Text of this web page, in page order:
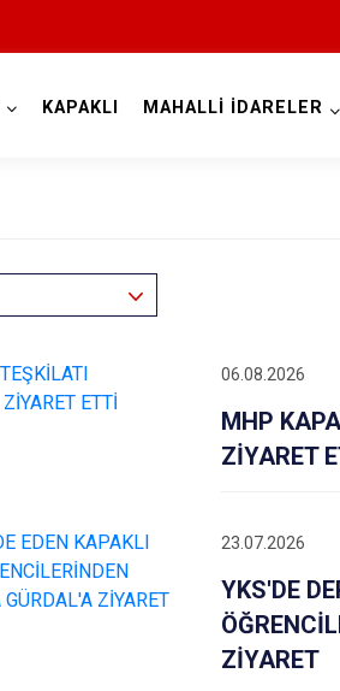
KAPAKLI MAHALLİ İDARELER
06.08.2026
MHP
ZİYARET
23.07.2026
YKS'DE
ZİYARET